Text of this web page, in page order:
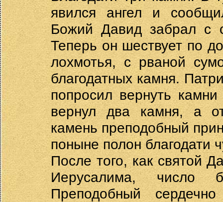
явился ангел и
Божий Давид забрал с
Теперь он шествует по
лохмотья, с рваной
благодатных камня.
попросил вернуть
вернул два камня, а
камень преподобный
поныне полон благодати
После того, как святой
Иерусалима, число
Преподобный